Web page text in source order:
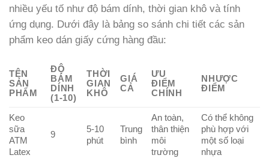
nhiều yếu tố như độ bám dính, thời gian khô và tính
ứng dụng. Dưới đây là bảng so sánh chi tiết các sản
phẩm keo dán giấy cứng hàng đầu:
TÊN
SẢN
PHẨM
ĐỘ
BÁM
DÍNH
(1-10)
THỜI
GIAN
KHÔ
GIÁ
CẢ
ƯU
ĐIỂM
CHÍNH
NHƯỢC
ĐIỂM
Keo
sữa
ATM
Latex
9
5-10
phút
Trung
bình
An toàn,
thân thiện
môi
trường
Có thể không
phù hợp với
một số loại
nhựa